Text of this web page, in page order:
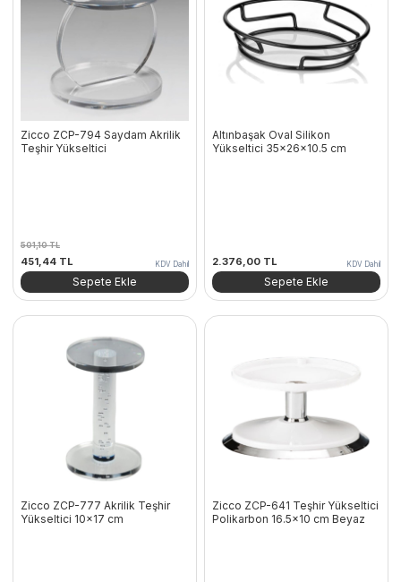
Zicco ZCP-794 Saydam Akrilik
Teşhir Yükseltici
501,10TL
Orijinal
fiyat:
501,10 TL.
451,44 TLŞu
andaki
fiyat:
KDV Dahil
Sepete Ekle
Altınbaşak Oval Silikon
Yükseltici 35x26x10.5 cm
2.376,00 TL KDV Dahil
Sepete Ekle
Zicco ZCP-777 Akrilik Teşhir
Yükseltici 10×17 cm
Zicco ZCP-641 Teşhir Yükseltici
Polikarbon 16.5×10 cm Beyaz